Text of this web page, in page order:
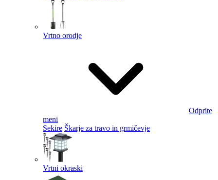
Vrtno orodje
Odprite
meni
Sekire Škarje za travo in grmičevje
Vrtni okraski